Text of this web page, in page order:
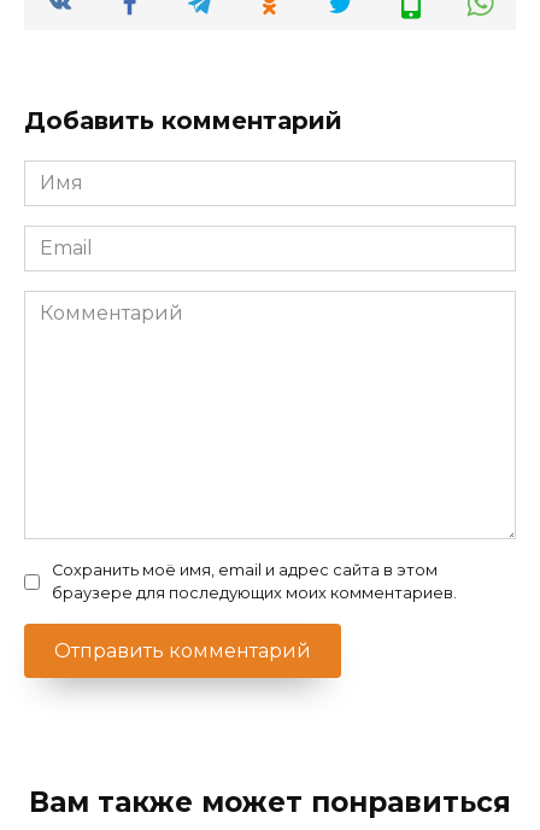
Добавить комментарий
Имя
*
Email
*
Комментарий
Сохранить моё имя, email и адрес сайта в этом
браузере для последующих моих комментариев.
Вам также может понравиться